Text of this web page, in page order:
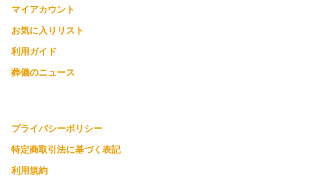
マイアカウント
お気に入りリスト
利用ガイド
葬儀のニュース
プライバシーポリシー
特定商取引法に基づく表記
利用規約